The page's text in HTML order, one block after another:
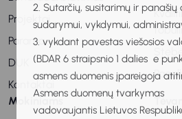
2. Sutarčių, susitarimų ir panašių
sudarymui, vykdymui,
3. vykdant pavestas viešosios
(BDAR 6 straipsnio 1 dalies e
asmens duomenis įpareigoja
Asmens duomenų
vadovaujantis Lietuvos
Projektai
Parama
DUK
Kontaktai
Mokiniams